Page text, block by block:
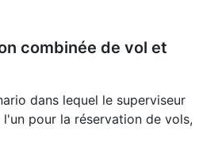
combinée de vol et
dans lequel le superviseur
pour la réservation de vols,